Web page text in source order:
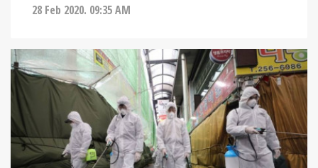
28 Feb 2020. 09:35 AM